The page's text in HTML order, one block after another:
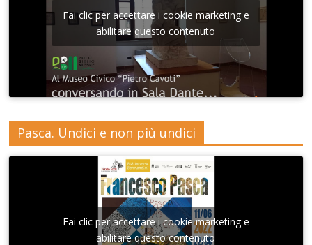
Fai clic per accettare i cookie marketing e
abilitare questo contenuto
Pasca. Undici e non più undici
Fai clic per accettare i cookie marketing e
abilitare questo contenuto